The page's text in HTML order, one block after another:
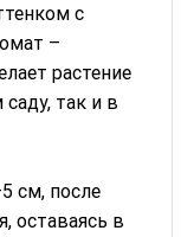
с
–
растение
так и в
см, после
оставаясь в